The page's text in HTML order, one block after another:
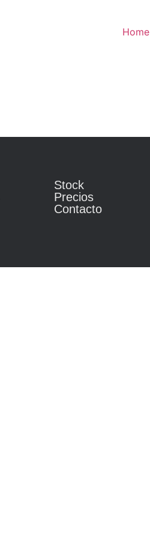
Home
Stock
Precios
Contacto